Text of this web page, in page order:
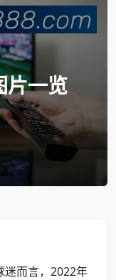
片一览
迷而言，2022年